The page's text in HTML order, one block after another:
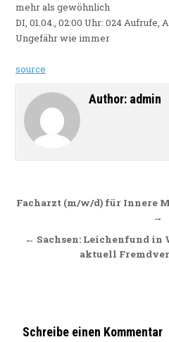
mehr als gewöhnlich
DI, 01.04., 02:00 Uhr: 024 Aufrufe,
Ungefähr wie immer
source
Author: admin
Facharzt (m/w/d) für Innere
→
← Sachsen: Leichenfund in
aktuell
Schreibe einen Kommentar